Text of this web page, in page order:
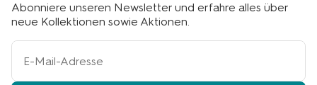
Abonniere unseren Newsletter und erfahre alles über
neue Kollektionen sowie Aktionen.
Ihre